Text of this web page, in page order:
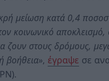
μείωση κατά 0,4
κοινωνικό
στους δρόμους,
βοήθεια», έγραψε σε